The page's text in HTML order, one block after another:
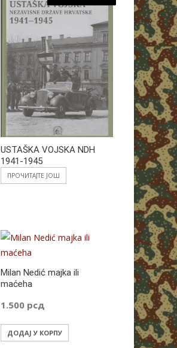
USTAŠKA VOJSKA NDH
1941-1945
ПРОЧИТАЈТЕ ЈОШ
Milan Nedić majka ili
maćeha
1.500 рсд
ДОДАЈ У КОРПУ